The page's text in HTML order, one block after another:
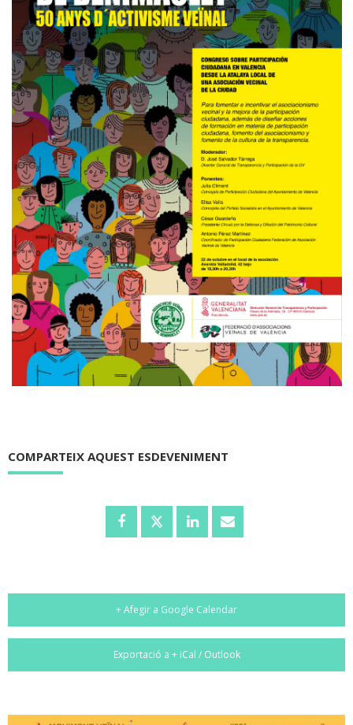
COMPARTEIX AQUEST ESDEVENIMENT
+ Afegir a Google Calendar
Exportació a + iCal / Outlook